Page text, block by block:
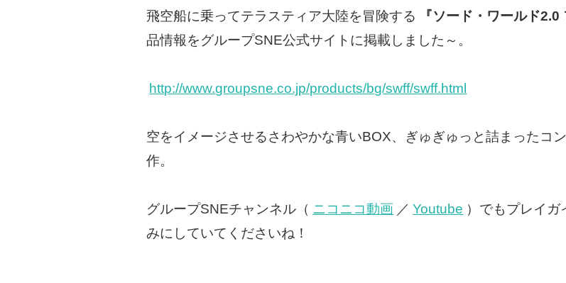
飛空船に乗ってテラスティア大陸を冒険する 『ソード・ワールド
品情報をグループSNE公式サイトに掲載しました～。
http://www.groupsne.co.jp/products/bg/swff/swff.html
空をイメージさせるさわやかな青いBOX、ぎゅぎゅっと詰まったコ
作。
グループSNEチャンネル（ ニコニコ動画 ／ Youtube ）でもプレイガ
みにしていてくださいね！